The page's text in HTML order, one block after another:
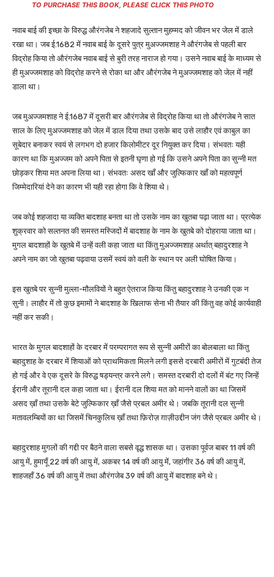
TO PURCHASE THIS BOOK, PLEASE CLICK THIS PHOTO
नवाब बाई की इच्छा के विरुद्ध औरंगजेब ने शहजादे सुल्तान मुहम्मद को जीवन भर जेल में डाले
रखा था। जब ई.1682 में नवाब बाई के दूसरे पुत्र मुअज्जमशाह ने औरंगजेब से पहली बार
विद्रोह किया तो औरंगजेब नवाब बाई से बुरी तरह नाराज हो गया। उसने नवाब बाई के माध्यम से
ही मुअज्जमशाह को विद्रोह करने से रोका था और औरंगजेब ने मुअज्जमशाह को जेल में नहीं
डाला था।
जब मुअज्जमशाह ने ई.1687 में दूसरी बार औरंगजेब से विद्रोह किया था तो औरंगजेब ने सात
साल के लिए मुअज्जमशाह को जेल में डाल दिया तथा उसके बाद उसे लाहौर एवं काबुल का
सूबेदार बनाकर स्वयं से लगभग दो हजार किलोमीटर दूर नियुक्त कर दिया। संभवतः यही
कारण था कि मुअज्जम को अपने पिता से इतनी घृणा हो गई कि उसने अपने पिता का सुन्नी मत
छोड़कर शिया मत अपना लिया था। संभवतः असद खाँ और जुल्फिकार खाँ को महत्वपूर्ण
जिम्मेदारियां देने का कारण भी यही रहा होगा कि वे शिया थे।
जब कोई शहजादा या व्यक्ति बादशाह बनता था तो उसके नाम का खुतबा पढ़ा जाता था। प्रत्येक
शुक्रवार को सल्तनत की समस्त मस्जिदों में बादशाह के नाम के खुतबे को दोहराया जाता था।
मुगल बादशाहों के खुतबे में उन्हें वली कहा जाता था किंतु मुअज्जमशाह अर्थात् बहादुरशाह ने
अपने नाम का जो खुतबा पढ़वाया उसमें स्वयं को वली के स्थान पर अली घोषित किया।
इस खुतबे पर सुन्नी मुल्ला-मौलवियों ने बहुत ऐतराज किया किंतु बहादुरशाह ने उनकी एक न
सुनी। लाहौर में तो कुछ इमामों ने बादशाह के खिलाफ सेना भी तैयार की किंतु वह कोई कार्यवाही
नहीं कर सकी।
भारत के मुगल बादशाहों के दरबार में परम्परागत रूप से सुन्नी अमीरों का बोलबाला था किंतु
बहादुशाह के दरबार में शियाओं को प्राथमिकता मिलने लगी इससे दरबारी अमीरों में गुटबंदी तेज
हो गई और वे एक दूसरे के विरुद्ध षड्यन्त्र करने लगे। समस्त दरबारी दो दलों में बंट गए जिन्हें
ईरानी और तूरानी दल कहा जाता था। ईरानी दल शिया मत को मानने वालों का था जिसमें
असद ख़ाँ तथा उसके बेटे जुल्फिकार ख़ाँ जैसे प्रबल अमीर थे। जबकि तूरानी दल सुन्नी
मतावलम्बियों का था जिसमें चिनकुलिच ख़ाँ तथा फ़िरोज़ ग़ाज़ीउद्दीन जंग जैसे प्रबल अमीर थे।
बहादुरशाह मुगलों की गद्दी पर बैठने वाला सबसे वृद्ध शासक था। उसका पूर्वज बाबर 11 वर्ष की
आयु में, हुमायूँ 22 वर्ष की आयु में, अकबर 14 वर्ष की आयु में, जहांगीर 36 वर्ष की आयु में,
शाहजहाँ 36 वर्ष की आयु में तथा औरंगजेब 39 वर्ष की आयु में बादशाह बने थे।